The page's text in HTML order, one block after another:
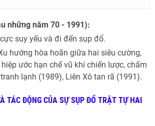
những năm 70 - 1991):
suy yếu và đi đến sụp đổ.
hướng hòa hoãn giữa hai siêu cường,
ước hạn chế vũ khí chiến lược, chấm
lạnh (1989), Liên Xô tan rã (1991).
TÁC ĐỘNG CỦA SỰ SỤP ĐỔ TRẬT TỰ HAI